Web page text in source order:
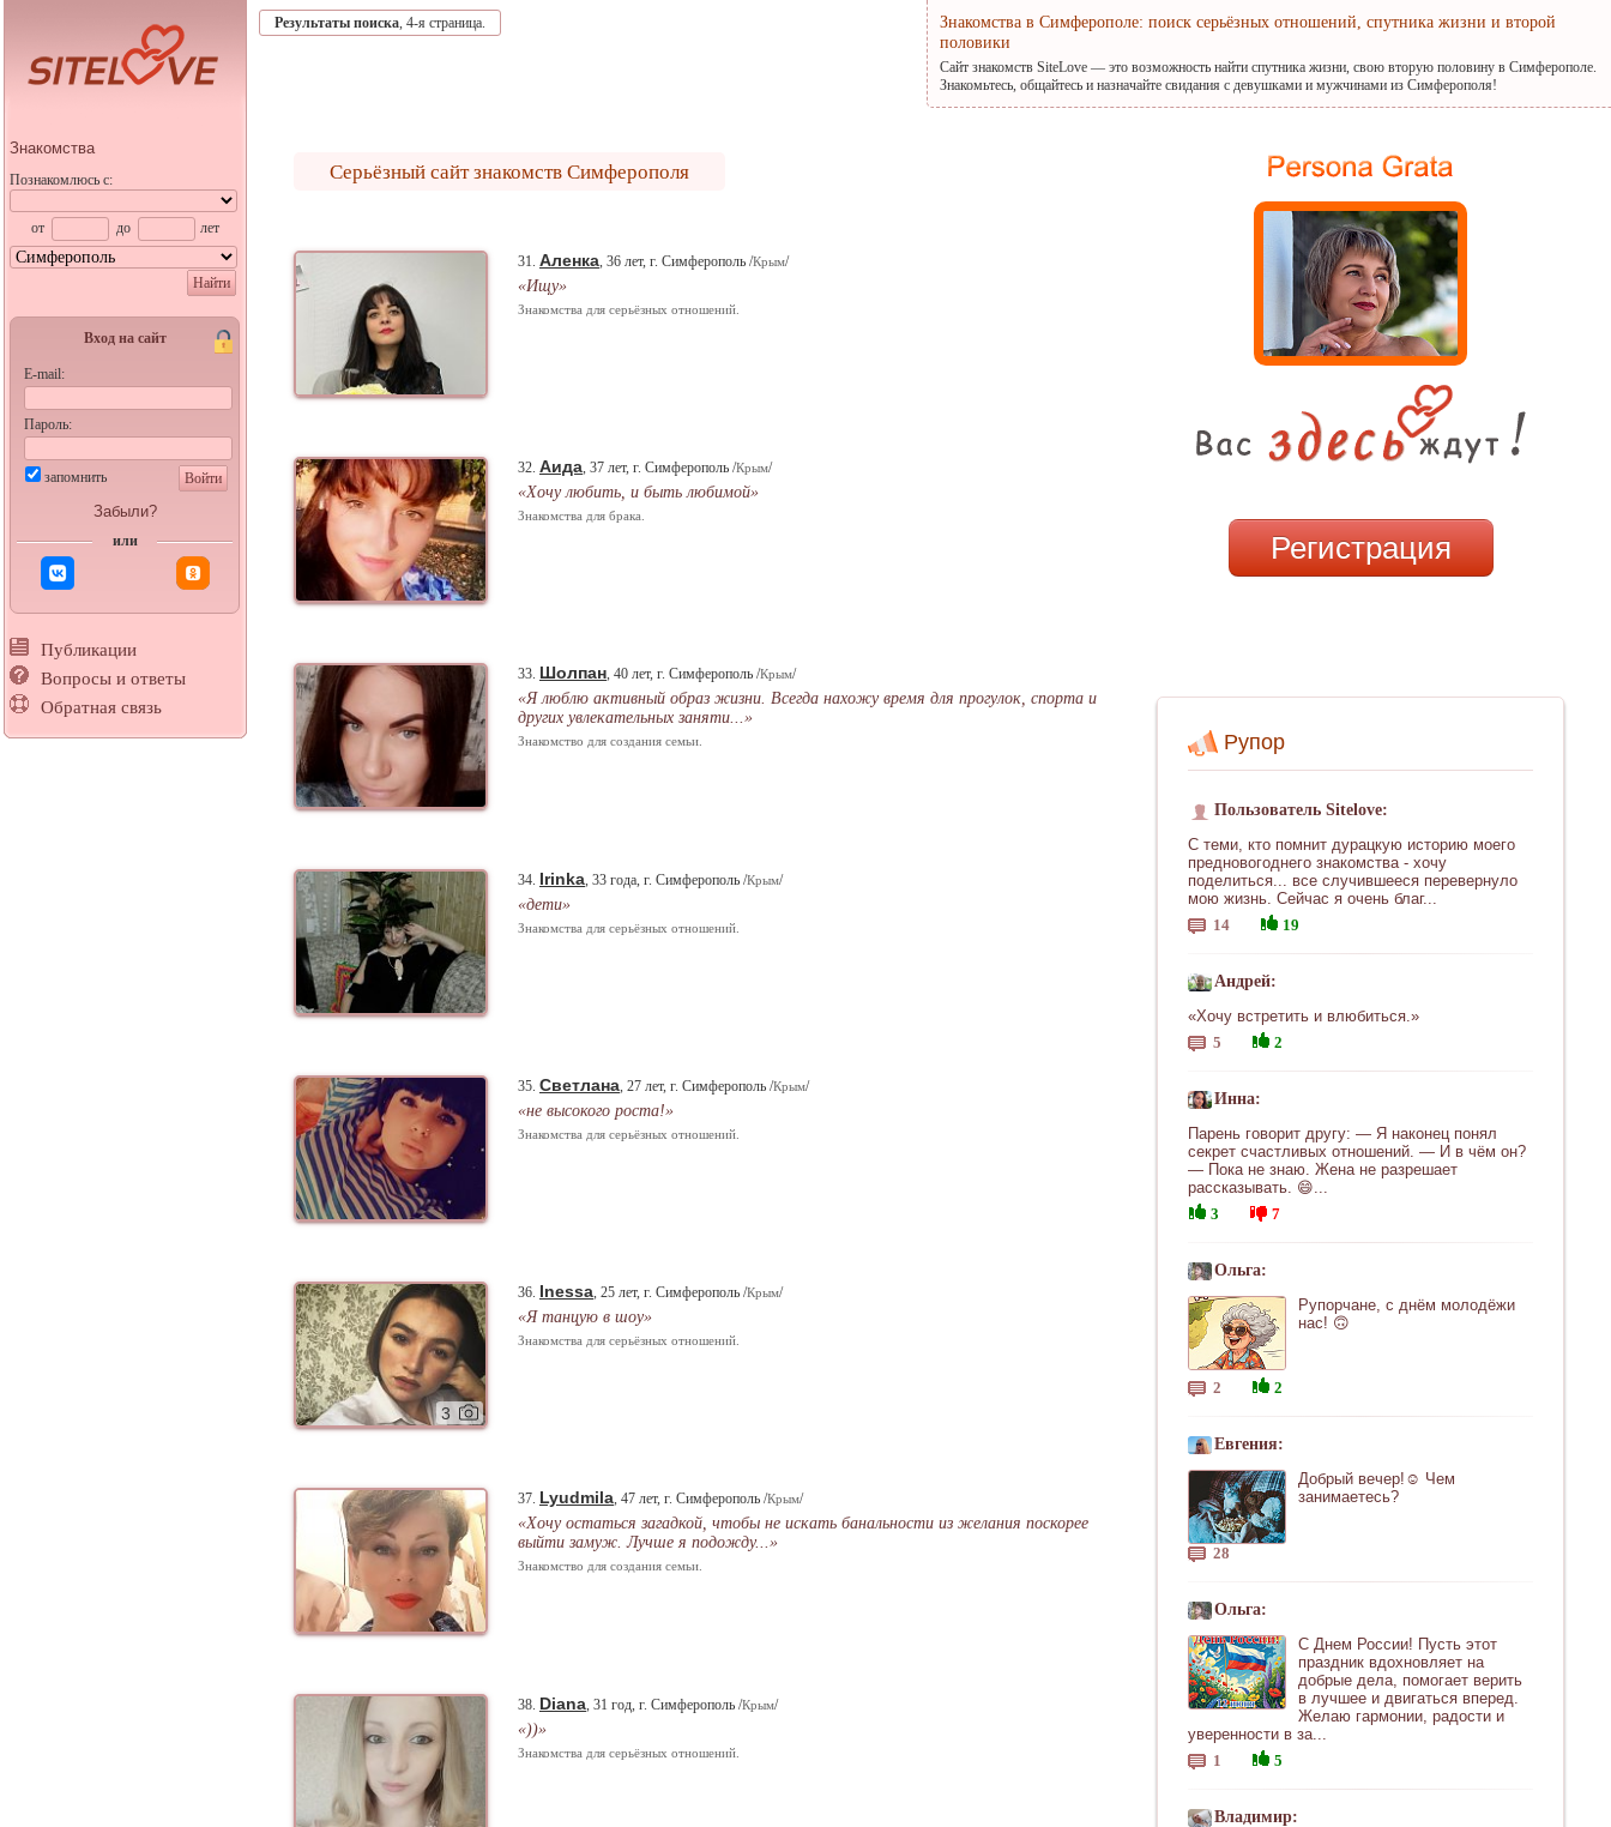
Знакомства
Познакомлюсь с:
от до лет
Найти
Вход на сайт
E-mail:
Пароль:
запомнить Войти
Забыли?
или
Публикации
Вопросы и ответы
Обратная связь
Результаты поиска, 4-я страница.
Знакомства в Симферополе: поиск серьёзных отношений, спутника жизни и второй
половики
Сайт знакомств SiteLove — это возможность найти спутника жизни, свою вторую половину в Симферополе.
Знакомьтесь, общайтесь и назначайте свидания с девушками и мужчинами из Симферополя!
Серьёзный сайт знакомств Симферополя
Регистрация
Рупор
Пользователь Sitelove:
С теми, кто помнит дурацкую историю моего
предновогоднего знакомства - хочу
поделиться... все случившееся перевернуло
мою жизнь. Сейчас я очень благ...
14
19
Андрей:
«Хочу встретить и влюбиться.»
5
2
Инна:
Парень говорит другу: — Я наконец понял
секрет счастливых отношений. — И в чём он?
— Пока не знаю. Жена не разрешает
рассказывать. 😄...
3
7
Ольга:
Рупорчане, с днём молодёжи
нас! 🙃
2 2
Евгения:
Добрый вечер!☺ Чем
занимаетесь?
28
Ольга:
С Днем России! Пусть этот
праздник вдохновляет на
добрые дела, помогает верить
в лучшее и двигаться вперед.
Желаю гармонии, радости и
уверенности в за...
1
5
Владимир:
31. Аленка, 36 лет, г. Симферополь /Крым/
«Ищу»
Знакомства для серьёзных отношений.
32. Аида, 37 лет, г. Симферополь /Крым/
«Хочу любить, и быть любимой»
Знакомства для брака.
33. Шолпан, 40 лет, г. Симферополь /Крым/
«Я люблю активный образ жизни. Всегда нахожу время для прогулок, спорта и
других увлекательных заняти...»
Знакомство для создания семьи.
34. Irinka, 33 года, г. Симферополь /Крым/
«дети»
Знакомства для серьёзных отношений.
35. Светлана, 27 лет, г. Симферополь /Крым/
«не высокого роста!»
Знакомства для серьёзных отношений.
3
36. Inessa, 25 лет, г. Симферополь /Крым/
«Я танцую в шоу»
Знакомства для серьёзных отношений.
37. Lyudmila, 47 лет, г. Симферополь /Крым/
«Хочу остаться загадкой, чтобы не искать банальности из желания поскорее
выйти замуж. Лучше я подожду...»
Знакомство для создания семьи.
38. Diana, 31 год, г. Симферополь /Крым/
«))»
Знакомства для серьёзных отношений.